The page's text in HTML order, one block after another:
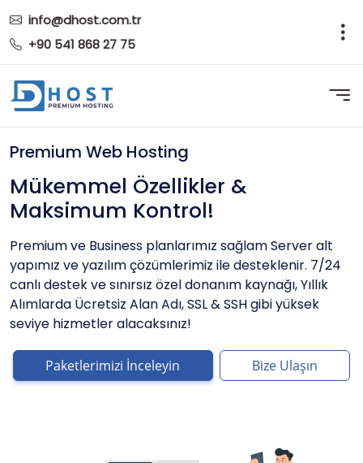
info@dhost.com.tr
+90 541 868 27 75
Premium Web Hosting
Mükemmel Özellikler &
Maksimum Kontrol!
Premium ve Business planlarımız sağlam Server alt
yapımız ve yazılım çözümlerimiz ile desteklenir. 7/24
canlı destek ve sınırsız özel donanım kaynağı, Yıllık
Alımlarda Ücretsiz Alan Adı, SSL & SSH gibi yüksek
seviye hizmetler alacaksınız!
Paketlerimizi İnceleyin Bize Ulaşın